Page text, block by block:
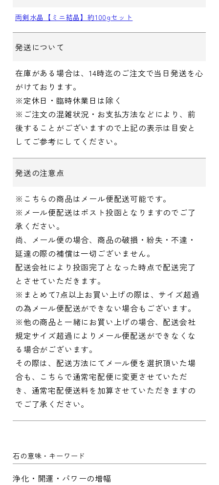
両剣水晶【ミニ結晶】約100gセット
発送について
在庫がある場合は、14時迄のご注文で当日発送を心
がけております。
※定休日・臨時休業日は除く
※ご注文の混雑状況・お支払方法などにより、前
後することがございますので上記の表示は目安と
してご参考にしてください。
発送の注意点
※こちらの商品はメール便配送可能です。
※メール便配送はポスト投函となりますのでご了
承ください。
尚、メール便の場合、商品の破損・紛失・不達・
延達の際の補償は一切ございません。
配送会社により投函完了となった時点で配送完了
とさせていただきます。
※まとめて7点以上お買い上げの際は、サイズ超過
の為メール便配送ができない場合もございます。
※他の商品と一緒にお買い上げの場合、配送会社
規定サイズ超過によりメール便配送ができなくな
る場合がございます。
その際は、配送方法にてメール便を選択頂いた場
合も、こちらで通常宅配便に変更させていただ
き、通常宅配便送料を加算させていただきますの
でご了承ください。
石の意味・キーワード
浄化・開運・パワーの増幅